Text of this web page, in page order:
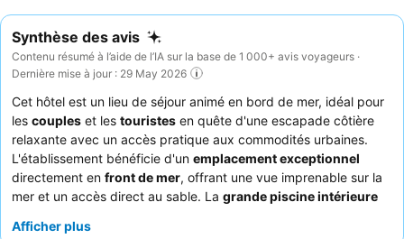
Synthèse des avis
Contenu résumé à l’aide de l’IA sur la base de 1 000+ avis voyageurs ·
Dernière mise à jour : 29 May 2026
Cet hôtel est un lieu de séjour animé en bord de mer, idéal pour
les couples et les touristes en quête d'une escapade côtière
relaxante avec un accès pratique aux commodités urbaines.
L'établissement bénéficie d'un emplacement exceptionnel
directement en front de mer, offrant une vue imprenable sur la
mer et un accès direct au sable. La grande piscine intérieure
Les clients soulignent constamment le professionnalisme, la
Afficher plus